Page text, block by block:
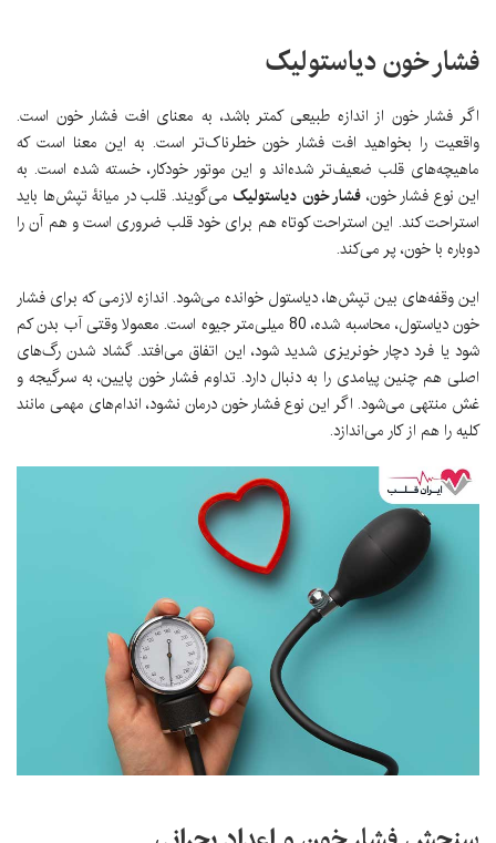
فشار خون دیاستولیک
اگر فشار خون از اندازه طبیعی کمتر باشد، به معنای افت فشار خون است.
واقعیت را بخواهید افت فشار خون خطرناک‌تر است. به این معنا است که
ماهیچه‌های قلب ضعیف‌تر شده‌اند و این موتور خودکار، خسته شده است. به
این نوع فشار خون، فشار خون دیاستولیک می‌گویند. قلب در میانۀ تپش‌ها باید
استراحت کند. این استراحت کوتاه هم برای خود قلب ضروری است و هم آن را
دوباره با خون، پر می‌کند.
این وقفه‌های بین تپش‌ها، دیاستول خوانده می‌شود. اندازه لازمی که برای فشار
خون دیاستول، محاسبه شده، 80 میلی‌متر جیوه است. معمولا وقتی آب بدن کم
شود یا فرد دچار خونریزی شدید شود، این اتفاق می‌افتد. گشاد شدن رگ‌های
اصلی هم چنین پیامدی را به دنبال دارد. تداوم فشار خون پایین، به سرگیجه و
غش منتهی می‌شود. اگر این نوع فشار خون درمان نشود، اندام‌های مهمی مانند
کلیه را هم از کار می‌اندازد.